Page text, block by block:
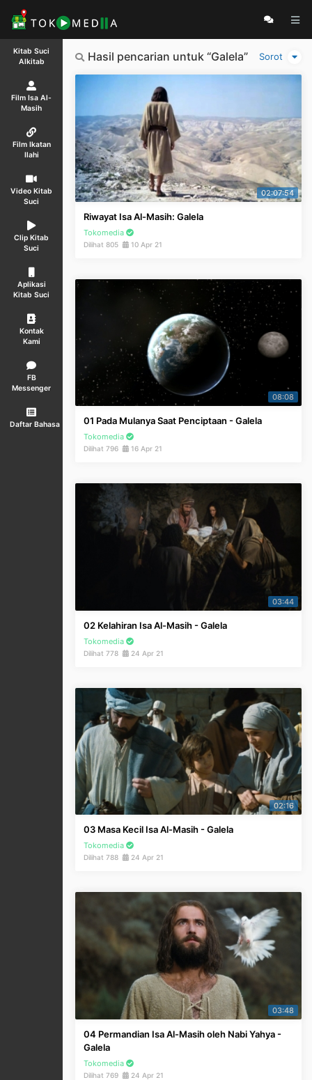
Kitab Suci
Alkitab
Film Isa Al-
Masih
Film Ikatan
Ilahi
Video Kitab
Suci
Clip Kitab
Suci
Aplikasi
Kitab Suci
Kontak
Kami
FB
Messenger
Daftar Bahasa
Sorot
Hasil pencarian untuk “Galela”
02:07:54
Riwayat Isa Al-Masih: Galela
Tokomedia
Dilihat 805 10 Apr 21
08:08
01 Pada Mulanya Saat Penciptaan - Galela
Tokomedia
Dilihat 796 16 Apr 21
03:44
02 Kelahiran Isa Al-Masih - Galela
Tokomedia
Dilihat 778 24 Apr 21
02:16
03 Masa Kecil Isa Al-Masih - Galela
Tokomedia
Dilihat 788 24 Apr 21
03:48
04 Permandian Isa Al-Masih oleh Nabi Yahya -
Galela
Tokomedia
Dilihat 769 24 Apr 21